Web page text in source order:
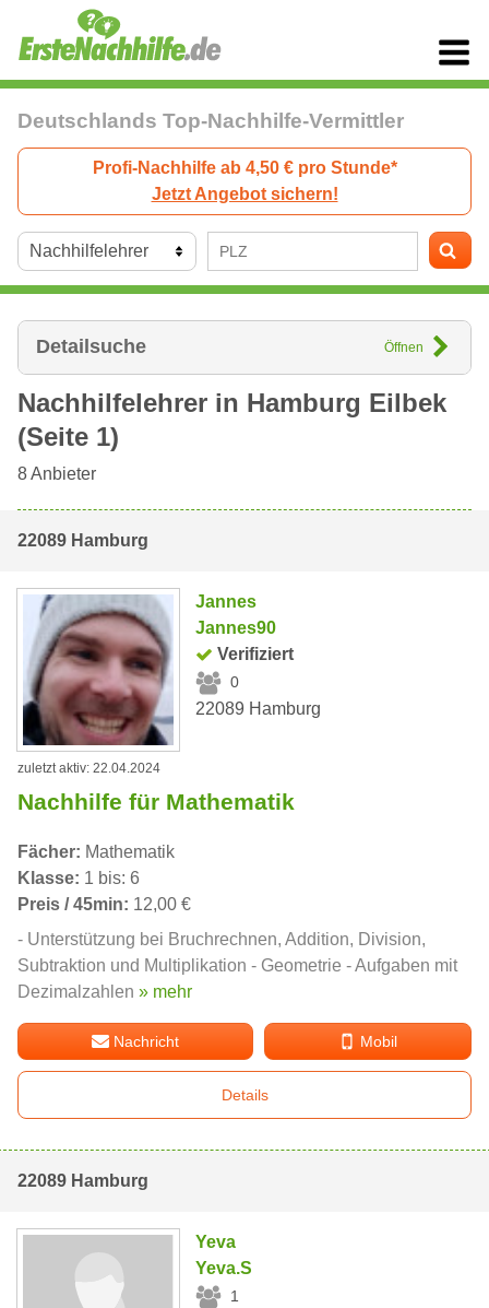
Deutschlands Top-Nachhilfe-Vermittler
Profi-Nachhilfe ab 4,50 € pro Stunde*
Jetzt Angebot sichern!
Detailsuche Öffnen
Nachhilfelehrer in Hamburg Eilbek
(Seite 1)
8Anbieter
22089 Hamburg
Jannes
Jannes90
Verifiziert
0
22089 Hamburg
zuletzt aktiv: 22.04.2024
Nachhilfe für Mathematik
Fächer: Mathematik
Klasse: 1 bis: 6
Preis / 45min: 12,00 €
- Unterstützung bei Bruchrechnen, Addition, Division,
Subtraktion und Multiplikation - Geometrie - Aufgaben mit
Dezimalzahlen » mehr
Nachricht Mobil
Details
22089 Hamburg
Yeva
Yeva.S
1